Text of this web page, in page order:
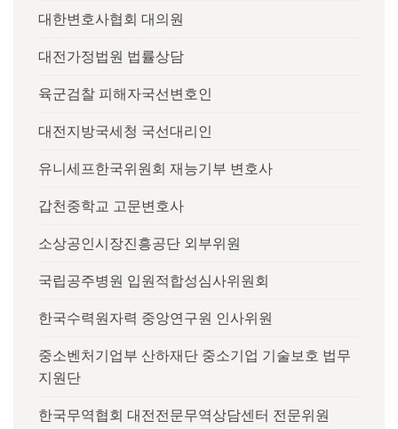
대한변호사협회 대의원
대전가정법원 법률상담
육군검찰 피해자국선변호인
대전지방국세청 국선대리인
유니세프한국위원회 재능기부 변호사
갑천중학교 고문변호사
소상공인시장진흥공단 외부위원
국립공주병원 입원적합성심사위원회
한국수력원자력 중앙연구원 인사위원
중소벤처기업부 산하재단 중소기업 기술보호 법무
지원단
한국무역협회 대전전문무역상담센터 전문위원